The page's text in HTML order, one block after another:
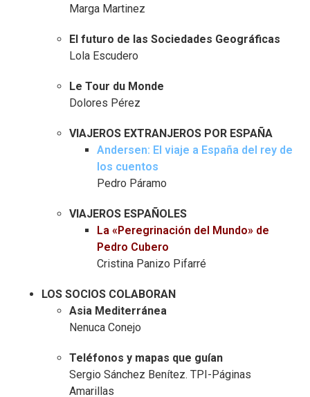
Marga Martinez
El futuro de las Sociedades Geográficas
Lola Escudero
Le Tour du Monde
Dolores Pérez
VIAJEROS EXTRANJEROS POR ESPAÑA
Andersen: El viaje a España del rey de
los cuentos
Pedro Páramo
VIAJEROS ESPAÑOLES
La «Peregrinación del Mundo» de
Pedro Cubero
Cristina Panizo Pifarré
LOS SOCIOS COLABORAN
Asia Mediterránea
Nenuca Conejo
Teléfonos y mapas que guían
Sergio Sánchez Benítez. TPI-Páginas
Amarillas